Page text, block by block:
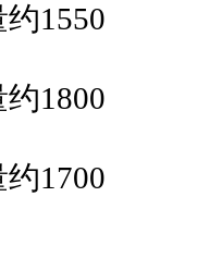
1550
1800
1700